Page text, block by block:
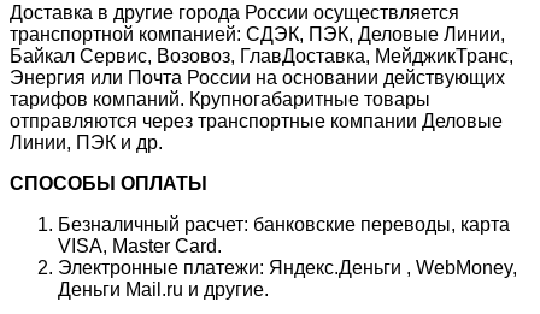
Доставка в другие города России осуществляется
транспортной компанией: СДЭК, ПЭК, Деловые Линии,
Байкал Сервис, Возовоз, ГлавДоставка, МейджикТранс,
Энергия или Почта России на основании действующих
тарифов компаний. Крупногабаритные товары
отправляются через транспортные компании Деловые
Линии, ПЭК и др.
СПОСОБЫ ОПЛАТЫ
Безналичный расчет: банковские переводы, карта
VISA, Master Card.
Электронные платежи: Яндекс.Деньги , WebMoney,
Деньги Mail.ru и другие.